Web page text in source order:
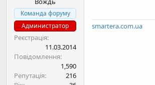
н
я
Команда форуму
Администратор
Реєстрація
11.03.2014
Повідомлення
1,590
Репутація
216
smartera.com.ua